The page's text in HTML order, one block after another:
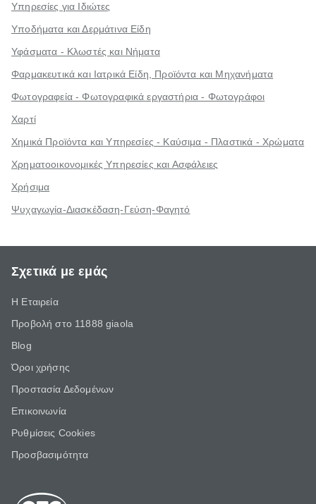
Υπηρεσίες για Ιδιώτες
Υποδήματα και Δερμάτινα Είδη
Υφάσματα - Κλωστές και Νήματα
Φαρμακευτικά και Ιατρικά Είδη, Προϊόντα και Μηχανήματα
Φωτογραφεία - Φωτογραφικά εργαστήρια - Φωτογράφοι
Χαρτί
Χημικά Προϊόντα και Υπηρεσίες - Καύσιμα - Πλαστικά - Χρώματα
Χρηματοοικονομικές Υπηρεσίες και Ασφάλειες
Χρήσιμα
Ψυχαγωγία-Διασκέδαση-Γεύση-Φαγητό
Σχετικά με εμάς
Η Εταιρεία
Προβολή στο 11888 giaola
Blog
Όροι χρήσης
Προστασία Δεδομένων
Επικοινωνία
Ρυθμίσεις Cookies
Προσβασιμότητα